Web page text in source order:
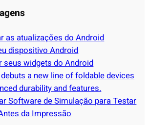
as atualizações do Android
dispositivo Android
seus widgets do Android
a new line of foldable devices
durability and features.
Software de Simulação para Testar
da Impressão